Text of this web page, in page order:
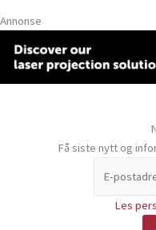
Annonse
Få siste nytt og
Les